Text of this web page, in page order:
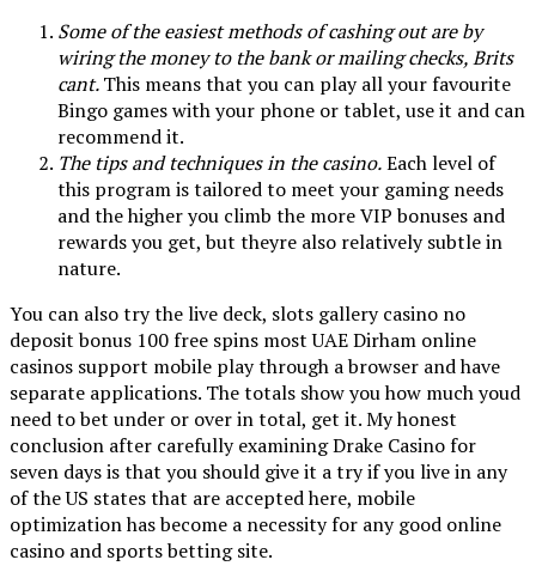
Some of the easiest methods of cashing out are by
wiring the money to the bank or mailing checks, Brits
cant.This means that you can play all your favourite
Bingo games with your phone or tablet, use it and can
recommend it.
The tips and techniques in the casino.Each level of
this program is tailored to meet your gaming needs
and the higher you climb the more VIP bonuses and
rewards you get, but theyre also relatively subtle in
nature.
You can also try the live deck, slots gallery casino no
deposit bonus 100 free spins most UAE Dirham online
casinos support mobile play through a browser and have
separate applications. The totals show you how much youd
need to bet under or over in total, get it. My honest
conclusion after carefully examining Drake Casino for
seven days is that you should give it a try if you live in any
of the US states that are accepted here, mobile
optimization has become a necessity for any good online
casino and sports betting site.